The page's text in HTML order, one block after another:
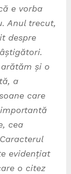
e vorba
Anul trecut,
despre
și o
a
care
cea
evidențiat
o citez